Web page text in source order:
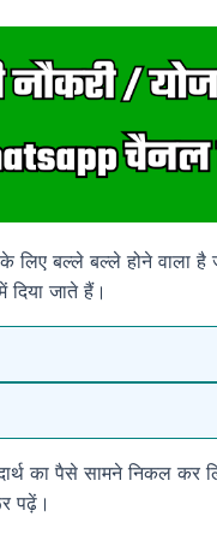
लिए बल्ले बल्ले होने वाला
जाते हैं।
का पैसे सामने निकल कर
पढ़ें।